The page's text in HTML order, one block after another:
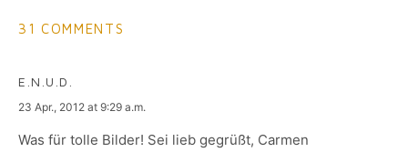
31 COMMENTS
E.N.U.D.
says:
23 Apr., 2012 at 9:29 a.m.
Was für tolle Bilder! Sei lieb gegrüßt, Carmen